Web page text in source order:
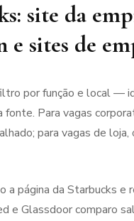
site da
e sites de
por função e local —
fonte. Para vagas
para vagas de loja,
a página da Starbucks e
e Glassdoor comparo